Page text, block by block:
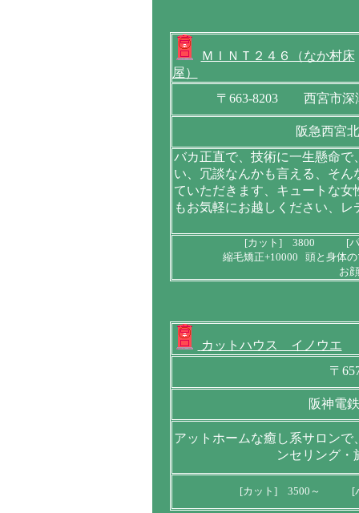
ＭＩＮＴ２４６（なか村床
屋）
〒663-8203 西宮市深
阪急西宮
バカ正直で、技術に一生懸命
い、冗談なんかも言える、そ
ていただきます、キュートな
もお気軽にお越しください、
[カット] 3800 [パ
縮毛矯正+10000 頭と身体
お
カットハウス イノウエ
〒
阪神電
アットホームな癒し系サロン
ンセリング・
[カット] 3500～ [